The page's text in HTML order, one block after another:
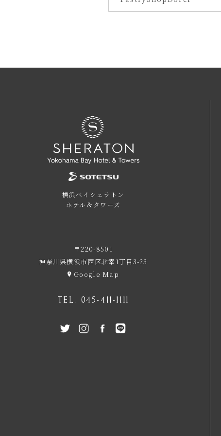
横浜ベイシェラトン
ホテル＆タワーズ
〒220-8501
神奈川県横浜市西区北幸1丁目3-23
Google Map
TEL. 045-411-1111